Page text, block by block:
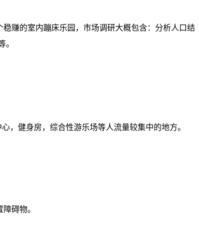
赚的室内蹦床乐园，市场调研大概包含：分析人口结
。
，健身房，综合性游乐场等人流量较集中的地方。
碍物。